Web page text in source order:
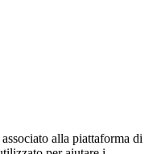
alla piattaforma di